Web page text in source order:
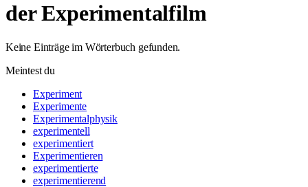
der Experimentalfilm
Keine Einträge im Wörterbuch gefunden.
Meintest du
Experiment
Experimente
Experimentalphysik
experimentell
experimentiert
Experimentieren
experimentierte
experimentierend